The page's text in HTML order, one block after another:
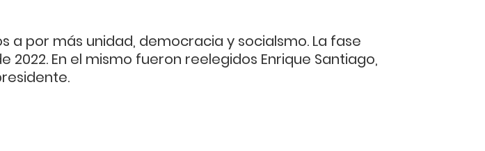
a por más unidad, democracia y socialsmo. La fase
2022. En el mismo fueron reelegidos Enrique Santiago,